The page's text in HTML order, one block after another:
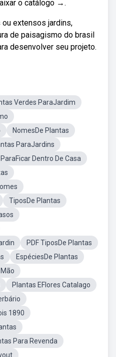
o catálogo →.
extensos jardins,
de paisagismo do brasil
desenvolver seu projeto.
Verdes ParaJardim
NomesDe Plantas
ParaJardins
Dentro De Casa
TiposDe Plantas
PDF TiposDe Plantas
EspéciesDe Plantas
Plantas EFlores Catalago
1890
Para Revenda